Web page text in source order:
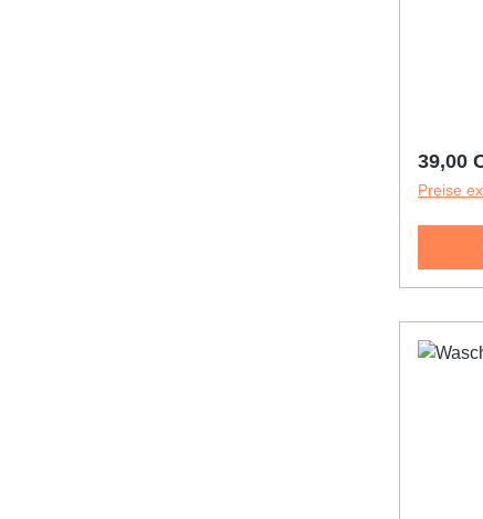
39,00
Preise